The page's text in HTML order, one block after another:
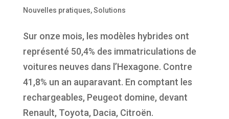
Nouvelles pratiques,Solutions
Sur onze mois, les modèles hybrides ont
représenté 50,4% des immatriculations de
voitures neuves dans l’Hexagone. Contre
41,8% un an auparavant. En comptant les
rechargeables, Peugeot domine, devant
Renault, Toyota, Dacia, Citroën.